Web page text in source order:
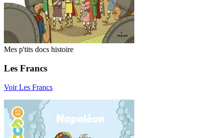
Mes p'tits docs histoire
Les Francs
Voir Les Francs